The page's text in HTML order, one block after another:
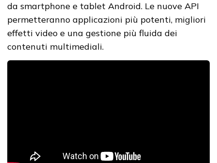
da smartphone e tablet Android. Le nuove API
permetteranno applicazioni più potenti, migliori
effetti video e una gestione più fluida dei
contenuti multimediali.